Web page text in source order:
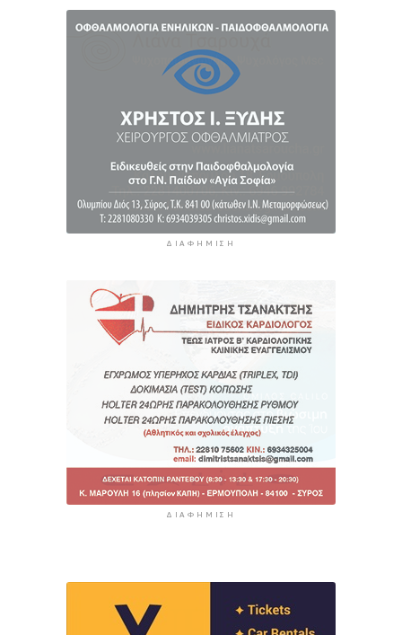
Χωροταξικό Πλαίσιο για τις ΑΠΕ
3 ώρες 43 λεπτά πρίν
ΔΙΑΦΉΜΙΣΗ
ΔΙΑΦΉΜΙΣΗ